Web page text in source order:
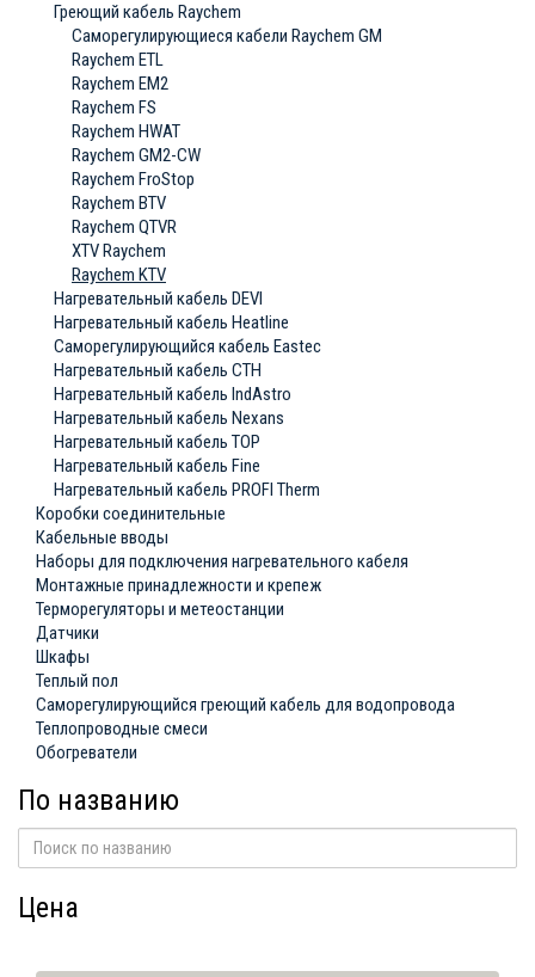
Греющий кабель Raychem
Саморегулирующиеся кабели Raychem GM
Raychem ETL
Raychem EM2
Raychem FS
Raychem HWAT
Raychem GM2-CW
Raychem FroStop
Raychem BTV
Raychem QTVR
XTV Raychem
Raychem KTV
Нагревательный кабель DEVI
Нагревательный кабель Heatline
Саморегулирующийся кабель Eastec
Нагревательный кабель СТН
Нагревательный кабель IndAstro
Нагревательный кабель Nexans
Нагревательный кабель ТОР
Нагревательный кабель Fine
Нагревательный кабель PROFI Therm
Коробки соединительные
Кабельные вводы
Наборы для подключения нагревательного кабеля
Монтажные принадлежности и крепеж
Терморегуляторы и метеостанции
Датчики
Шкафы
Теплый пол
Саморегулирующийся греющий кабель для водопровода
Теплопроводные смеси
Обогреватели
По названию
Цена